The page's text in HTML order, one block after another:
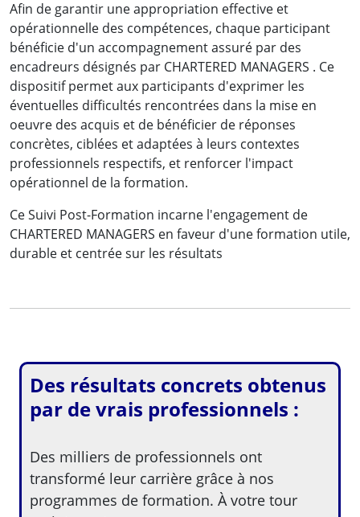
Afin de garantir une appropriation effective et
opérationnelle des compétences, chaque participant
bénéficie d'un accompagnement assuré par des
encadreurs désignés par CHARTERED MANAGERS . Ce
dispositif permet aux participants d'exprimer les
éventuelles difficultés rencontrées dans la mise en
oeuvre des acquis et de bénéficier de réponses
concrètes, ciblées et adaptées à leurs contextes
professionnels respectifs, et renforcer l'impact
opérationnel de la formation.
Ce Suivi Post-Formation incarne l'engagement de
CHARTERED MANAGERS en faveur d'une formation utile,
durable et centrée sur les résultats
Des résultats concrets obtenus
par de vrais professionnels :
Des milliers de professionnels ont
transformé leur carrière grâce à nos
programmes de formation. À votre tour